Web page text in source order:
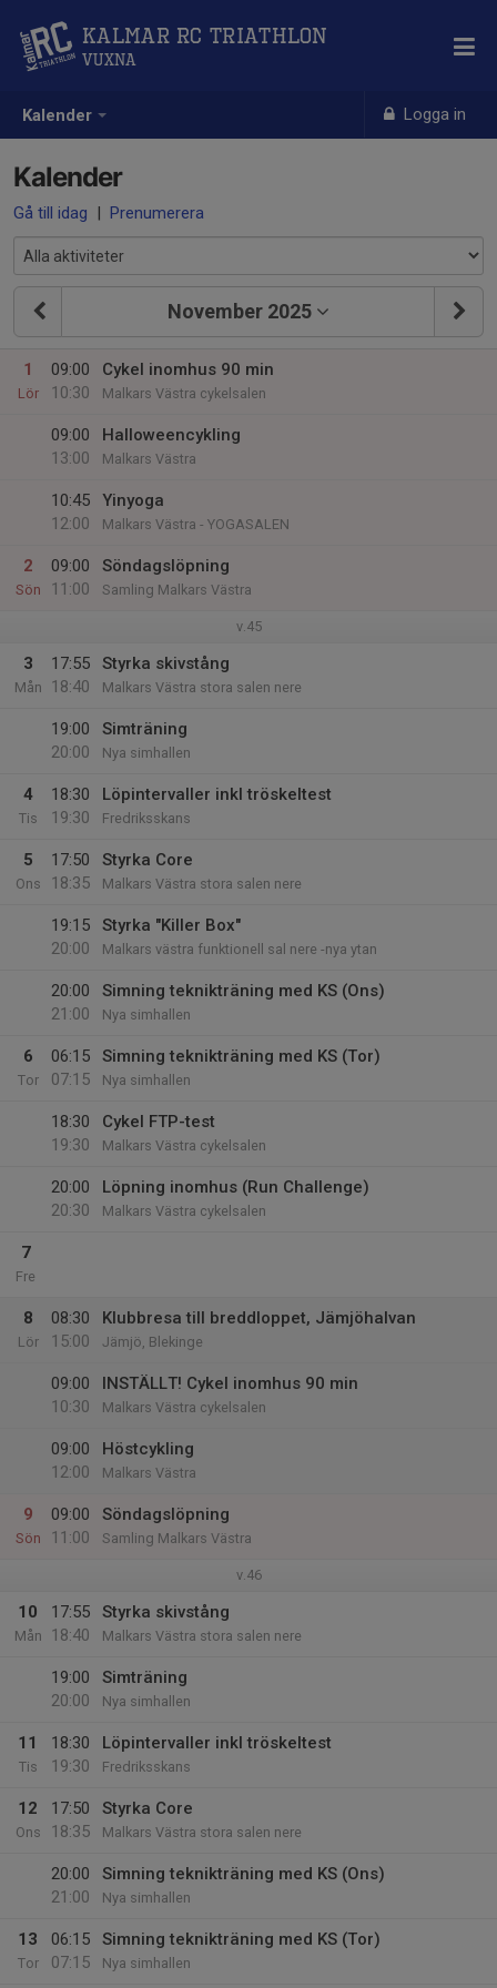
Kalender Logga in
Kalmar RC Triathlon
Vuxna
Kalender
Gå till idag | Prenumerera
November 2025
1
Lör
09:00
10:30
Cykel inomhus 90 min
Malkars Västra cykelsalen
09:00
13:00
Halloweencykling
Malkars Västra
10:45
12:00
Yinyoga
Malkars Västra - YOGASALEN
2
Sön
09:00
11:00
Söndagslöpning
Samling Malkars Västra
v.45
3
Mån
17:55
18:40
Styrka skivstång
Malkars Västra stora salen nere
19:00
20:00
Simträning
Nya simhallen
4
Tis
18:30
19:30
Löpintervaller inkl tröskeltest
Fredriksskans
5
Ons
17:50
18:35
Styrka Core
Malkars Västra stora salen nere
19:15
20:00
Styrka "Killer Box"
Malkars västra funktionell sal nere -nya ytan
20:00
21:00
Simning teknikträning med KS (Ons)
Nya simhallen
6
Tor
06:15
07:15
Simning teknikträning med KS (Tor)
Nya simhallen
18:30
19:30
Cykel FTP-test
Malkars Västra cykelsalen
20:00
20:30
Löpning inomhus (Run Challenge)
Malkars Västra cykelsalen
7
Fre
8
Lör
08:30
15:00
Klubbresa till breddloppet, Jämjöhalvan
Jämjö, Blekinge
09:00
10:30
INSTÄLLT! Cykel inomhus 90 min
Malkars Västra cykelsalen
09:00
12:00
Höstcykling
Malkars Västra
9
Sön
09:00
11:00
Söndagslöpning
Samling Malkars Västra
v.46
10
Mån
17:55
18:40
Styrka skivstång
Malkars Västra stora salen nere
19:00
20:00
Simträning
Nya simhallen
11
Tis
18:30
19:30
Löpintervaller inkl tröskeltest
Fredriksskans
12
Ons
17:50
18:35
Styrka Core
Malkars Västra stora salen nere
20:00
21:00
Simning teknikträning med KS (Ons)
Nya simhallen
13
Tor
06:15
07:15
Simning teknikträning med KS (Tor)
Nya simhallen